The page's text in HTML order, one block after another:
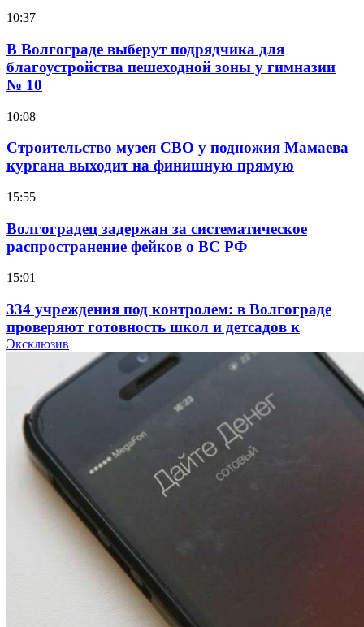
10:37
В Волгограде выберут подрядчика для
благоустройства пешеходной зоны у гимназии
№ 10
10:08
Строительство музея СВО у подножия Мамаева
кургана выходит на финишную прямую
15:55
Волгоградец задержан за систематическое
распространение фейков о ВС РФ
15:01
334 учреждения под контролем: в Волгограде
проверяют готовность школ и детсадов к
учебному году
Покушение на убийство в Волгограде: девушка
напала на незнакомую женщину с ножом
12:39
Сладкий праздник в Волгограде: в Центральном
парке прошёл фестиваль „Арбузный переполох“
Волгоградские компании нарастили экспорт:
заключены контракты на 3,6 млн долларов
Эксклюзив